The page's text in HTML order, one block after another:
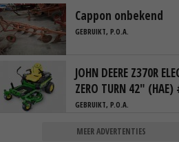
Cappon onbekend
GEBRUIKT, P.O.A.
JOHN DEERE Z370R
ZERO TURN 42"
GEBRUIKT, P.O.A.
MEER ADVERTENTIES